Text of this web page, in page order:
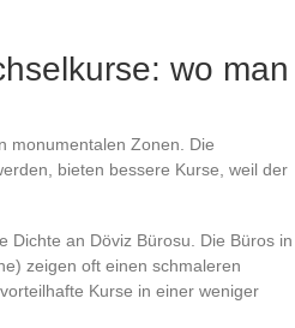
wo man
monumentalen Zonen. Die
bieten bessere Kurse, weil der
Dichte an Döviz Bürosu. Die Büros in
zeigen oft einen schmaleren
Kurse in einer weniger